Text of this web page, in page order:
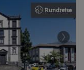
Rundreise